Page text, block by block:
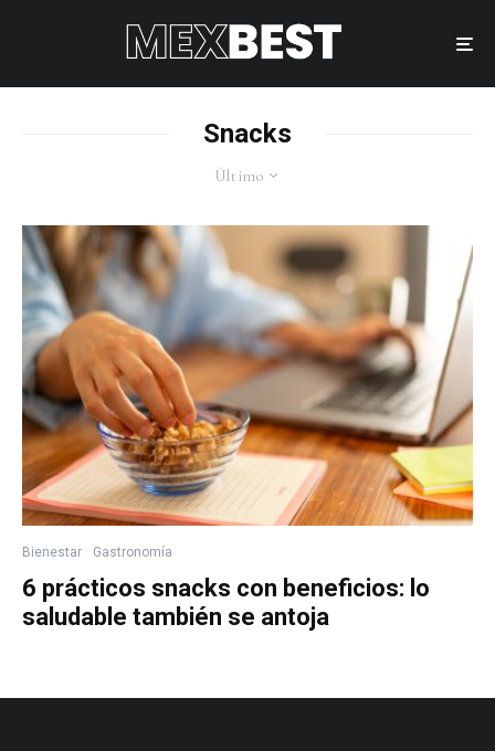
Snacks
Último
Bienestar Gastronomía
6 prácticos snacks con beneficios: lo
saludable también se antoja